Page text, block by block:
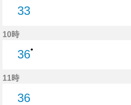
33
10時
36●
11時
36